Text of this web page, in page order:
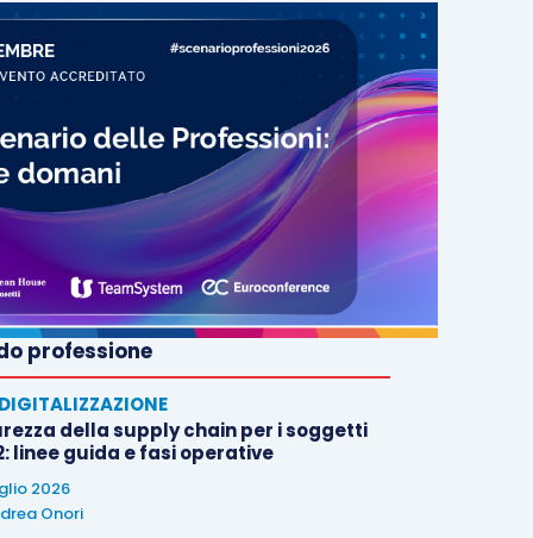
professione
della supply chain per i soggetti
linee guida e fasi operative
2026
Onori